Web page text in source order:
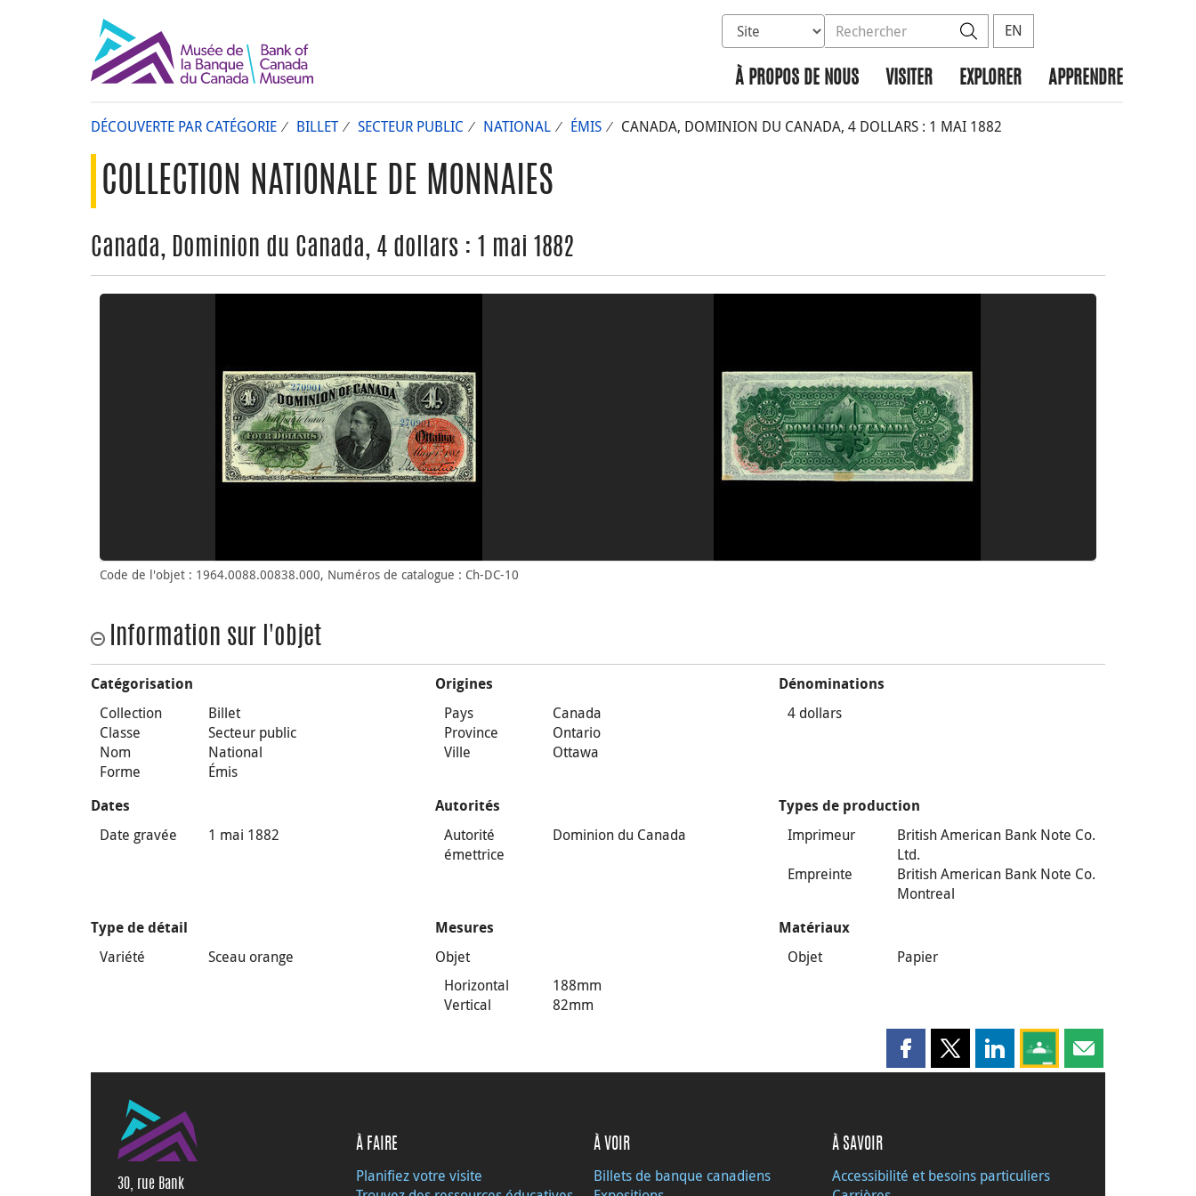
Sélectionnez la base de données à rechercher
Rechercher dans le site Rechercher
EN
À PROPOS DE NOUS VISITER EXPLORER APPRENDRE
DÉCOUVERTE PAR CATÉGORIE BILLET SECTEUR PUBLIC NATIONAL ÉMIS CANADA, DOMINION DU CANADA, 4 DOLLARS : 1 MAI 1882
COLLECTION NATIONALE DE MONNAIES
Canada, Dominion du Canada, 4 dollars : 1 mai 1882
Code de l'objet : 1964.0088.00838.000, Numéros de catalogue : Ch-DC-10
Information sur l'objet
Catégorisation
Collection
Billet
Classe
Secteur public
Nom
National
Forme
Émis
Origines
Pays
Canada
Province
Ontario
Ville
Ottawa
Dénominations
4 dollars
Dates
Date gravée 1 mai 1882
Autorités
Autorité
émettrice
Dominion du Canada
Types de production
Imprimeur
British American Bank Note Co.
Ltd.
Empreinte
British American Bank Note Co.
Montreal
Type de détail
Variété Sceau orange
Mesures
Objet
Horizontal
188mm
Vertical
82mm
Matériaux
Objet Papier
Partager cette page sur Facebook
Partager cette page sur X
Partager cette page sur
Partagez cette page sur
Partager cette
30, rue Bank
À FAIRE
Planifiez votre visite
À VOIR
Billets de banque canadiens
À SAVOIR
Accessibilité et besoins particuliers